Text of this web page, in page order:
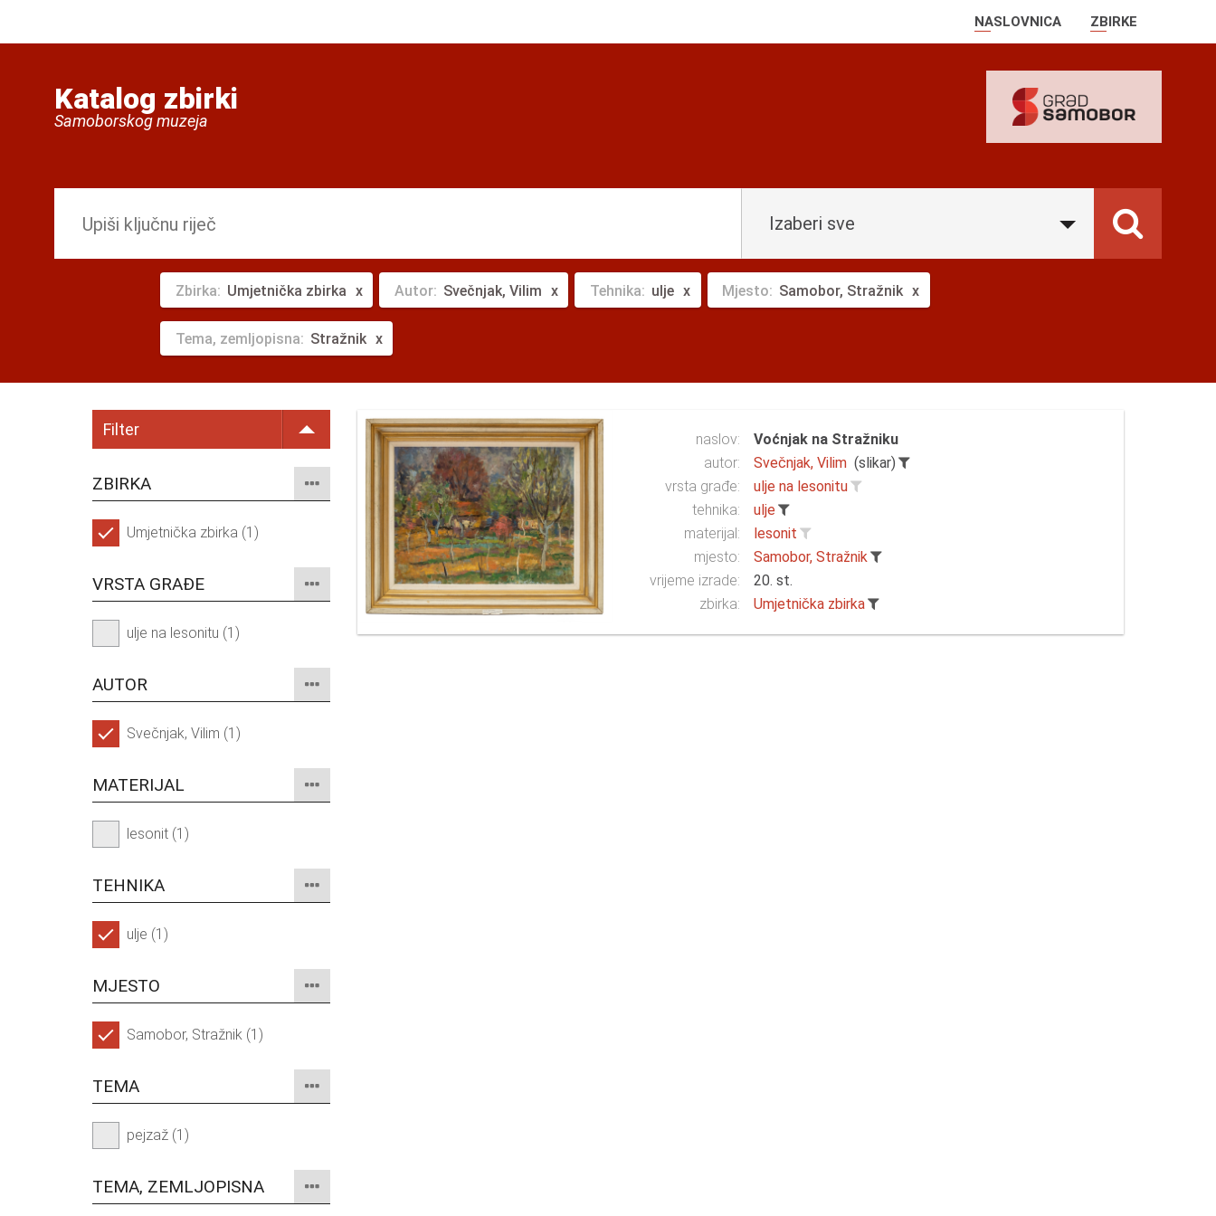
NASLOVNICA ZBIRKE
Katalog zbirki
Samoborskog muzeja
Izaberi sve
Zbirka: Umjetnička zbirka Autor: Svečnjak, Vilim Tehnika: ulje Mjesto: Samobor, Stražnik
Tema, zemljopisna: Stražnik
Filter
ZBIRKA
Umjetnička zbirka (1)
VRSTA GRAĐE
ulje na lesonitu (1)
AUTOR
Svečnjak, Vilim (1)
MATERIJAL
lesonit (1)
TEHNIKA
ulje (1)
MJESTO
Samobor, Stražnik (1)
TEMA
pejzaž (1)
TEMA, ZEMLJOPISNA
naslov:
Voćnjak na Stražniku
autor:
Svečnjak, Vilim (slikar)
vrsta građe:
ulje na lesonitu
tehnika:
ulje
materijal:
lesonit
mjesto:
Samobor, Stražnik
vrijeme izrade:
20. st.
zbirka:
Umjetnička zbirka